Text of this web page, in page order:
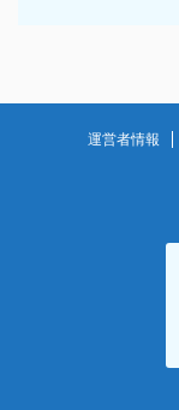
運営者情報